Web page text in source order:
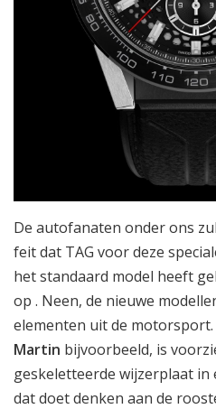
De autofanaten onder ons
feit dat TAG voor deze
het standaard model heeft
op . Neen, de nieuwe
elementen uit de motorsport.
Martin bijvoorbeeld, is
geskeletteerde wijzerplaat
dat doet denken aan de